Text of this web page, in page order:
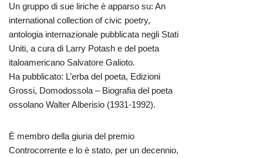
Un gruppo di sue liriche è apparso su: An
international collection of civic poetry,
antologia internazionale pubblicata negli Stati
Uniti, a cura di Larry Potash e del poeta
italoamericano Salvatore Galioto.
Ha pubblicato: L’erba del poeta, Edizioni
Grossi, Domodossola – Biografia del poeta
ossolano Walter Alberisio (1931-1992).
È membro della giuria del premio
Controcorrente e lo è stato, per un decennio,